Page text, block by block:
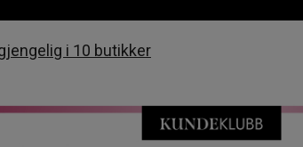
i 10 butikker